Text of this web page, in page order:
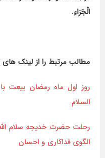
الْجَزاءِ.
مطالب مرتبط را از لینک های
روز اول ماه رمضان بیعت
السلام
رحلت حضرت خدیجه سلام
الگوی فداکاری و احسان